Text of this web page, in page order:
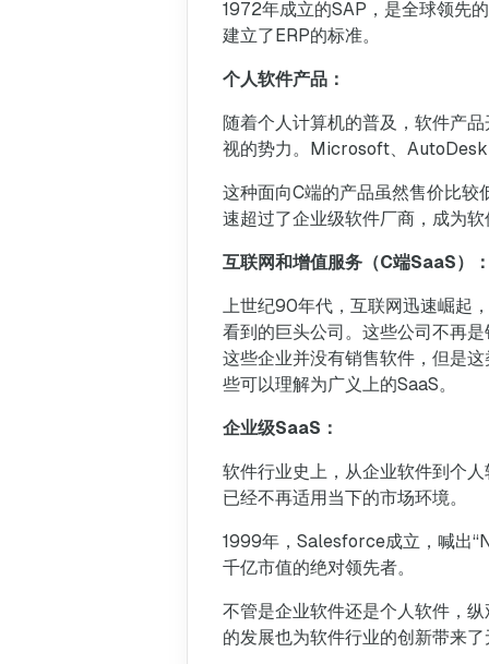
1972年成立的SAP，是全球领先
建立了ERP的标准。
个人软件产品：
随着个人计算机的普及，软件产
视的势力。Microsoft、AutoDesk
这种面向C端的产品虽然售价比较
速超过了企业级软件厂商，成为软
互联网和增值服务（C端SaaS）：
上世纪90年代，互联网迅速崛起
看到的巨头公司。这些公司不再
这些企业并没有销售软件，但是
些可以理解为广义上的SaaS。
企业级SaaS：
软件行业史上，从企业软件到个
已经不再适用当下的市场环境。
1999年，Salesforce成立，喊出
千亿市值的绝对领先者。
不管是企业软件还是个人软件，
的发展也为软件行业的创新带来了